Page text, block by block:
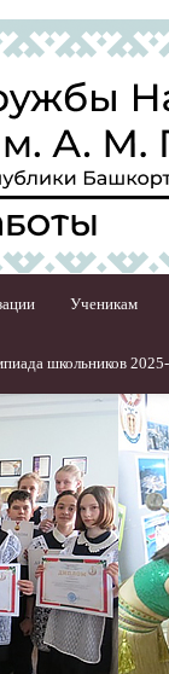
Ученикам
школьников